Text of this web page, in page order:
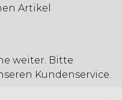
Artikel
weiter. Bitte
Kundenservice.